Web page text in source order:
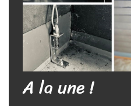
A la une !